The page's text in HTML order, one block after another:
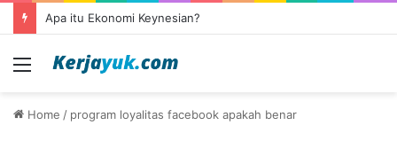
Apa itu Ekonomi Keynesian?
Menu
Home / program loyalitas facebook apakah benar